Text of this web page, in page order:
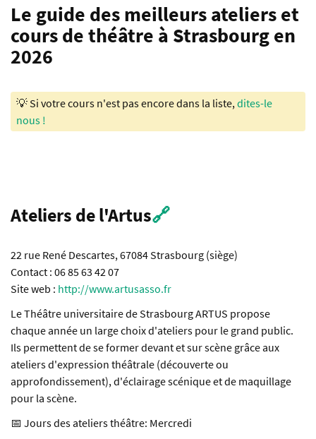
Le guide des meilleurs ateliers et
cours de théâtre à Strasbourg en
2026
💡 Si votre cours n'est pas encore dans la liste, dites-le
nous !
Ateliers de l'Artus🔗
22 rue René Descartes, 67084 Strasbourg (siège)
Contact : 06 85 63 42 07
Site web : http://www.artusasso.fr
Le Théâtre universitaire de Strasbourg ARTUS propose
chaque année un large choix d'ateliers pour le grand public.
Ils permettent de se former devant et sur scène grâce aux
ateliers d'expression théâtrale (découverte ou
approfondissement), d'éclairage scénique et de maquillage
pour la scène.
📅 Jours des ateliers théâtre: Mercredi